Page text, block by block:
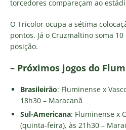
torcedores compareçam ao
O Tricolor ocupa a sétima
pontos. Já o Cruzmaltino soma
posição.
– Próximos jogos do
Brasileirão: Fluminense x
18h30 – Maracanã
Sul-Americana: Fluminense x
(quinta-feira), às 21h30 –